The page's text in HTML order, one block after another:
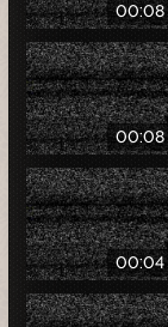
00:08
00:08
00:04